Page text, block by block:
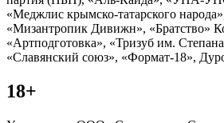
«Меджлис крымско-татарского
«Мизантропик Дивижн», «Братство»
«Артподготовка», «Тризуб им.
«Славянский союз», «Формат-18»,
18+